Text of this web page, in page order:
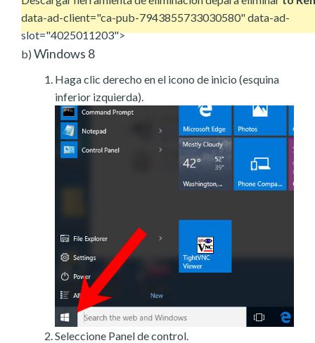
data-ad-client="ca-pub-7943855733030580" data-ad-
slot="4025011203">
b) Windows 8
Haga clic derecho en el icono de inicio (esquina
inferior izquierda).
Seleccione Panel de control.